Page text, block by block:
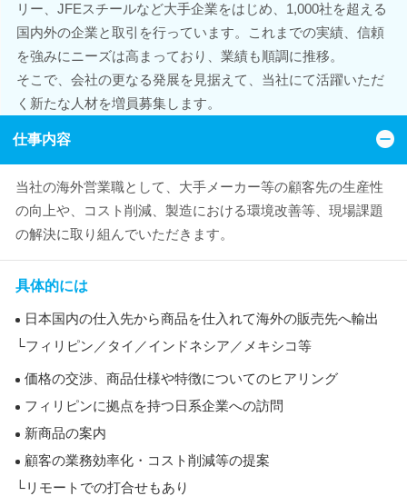
リー、JFEスチールなど大手企業をはじめ、1,000社を超える
国内外の企業と取引を行っています。これまでの実績、信頼
を強みにニーズは高まっており、業績も順調に推移。
そこで、会社の更なる発展を見据えて、当社にて活躍いただ
く新たな人材を増員募集します。
仕事内容
当社の海外営業職として、大手メーカー等の顧客先の生産性
の向上や、コスト削減、製造における環境改善等、現場課題
の解決に取り組んでいただきます。
具体的には
日本国内の仕入先から商品を仕入れて海外の販売先へ輸出
└フィリピン／タイ／インドネシア／メキシコ等
価格の交渉、商品仕様や特徴についてのヒアリング
フィリピンに拠点を持つ日系企業への訪問
新商品の案内
顧客の業務効率化・コスト削減等の提案
└リモートでの打合せもあり